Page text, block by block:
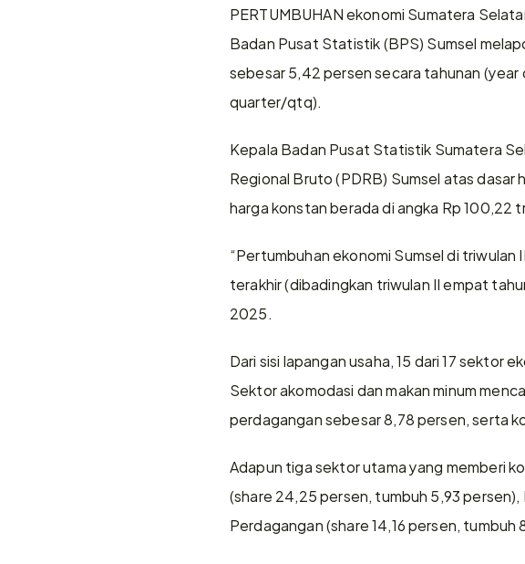
PERTUMBUHAN ekonomi Sumatera
Badan Pusat Statistik (BPS) Sumsel
sebesar 5,42 persen secara tahunan
quarter/qtq).
Kepala Badan Pusat Statistik Sumatera
Regional Bruto (PDRB) Sumsel atas
harga konstan berada di angka Rp 100,22
“Pertumbuhan ekonomi Sumsel di
terakhir (dibadingkan triwulan II empat
2025.
Dari sisi lapangan usaha, 15 dari 17 sektor
Sektor akomodasi dan makan minum
perdagangan sebesar 8,78 persen, serta
Adapun tiga sektor utama yang memberi
(share 24,25 persen, tumbuh 5,93
Perdagangan (share 14,16 persen, tumbuh